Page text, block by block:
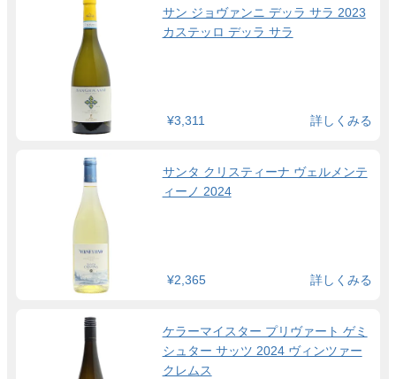
サン ジョヴァンニ デッラ サラ 2023
カステッロ デッラ サラ
¥3,311 詳しくみる
サンタ クリスティーナ ヴェルメンテ
ィーノ 2024
¥2,365 詳しくみる
ケラーマイスター プリヴァート ゲミ
シュター サッツ 2024 ヴィンツァー
クレムス